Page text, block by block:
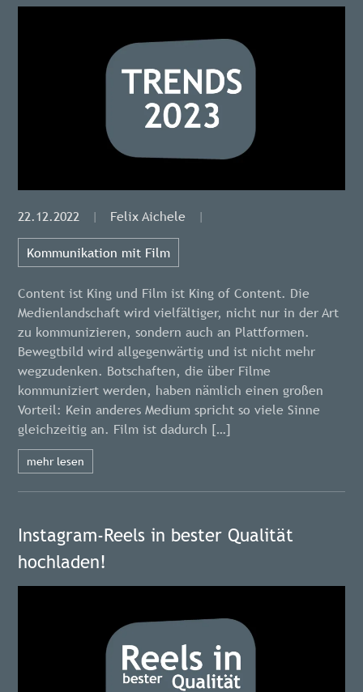
22.12.2022 | Felix Aichele |
Kommunikation mit Film
Content ist King und Film ist King of Content. Die
Medienlandschaft wird vielfältiger, nicht nur in der Art
zu kommunizieren, sondern auch an Plattformen.
Bewegtbild wird allgegenwärtig und ist nicht mehr
wegzudenken. Botschaften, die über Filme
kommuniziert werden, haben nämlich einen großen
Vorteil: Kein anderes Medium spricht so viele Sinne
gleichzeitig an. Film ist dadurch […]
mehr lesen
Instagram-Reels in bester Qualität
hochladen!